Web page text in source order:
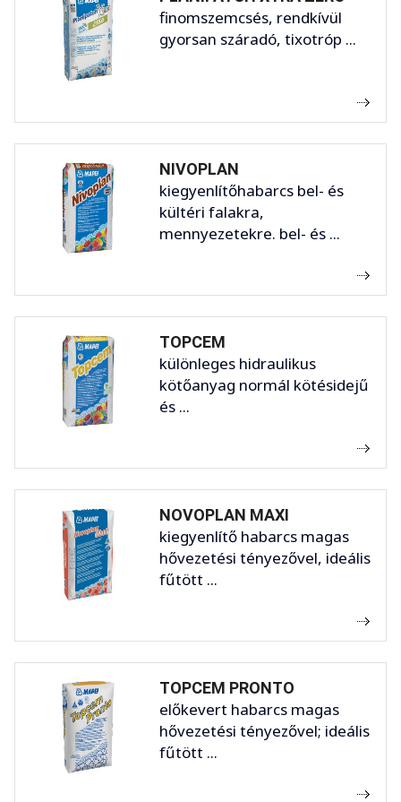
finomszemcsés, rendkívül
gyorsan száradó, tixotróp ...
NIVOPLAN
kiegyenlítőhabarcs bel- és
kültéri falakra,
mennyezetekre. bel- és ...
TOPCEM
különleges hidraulikus
kötőanyag normál kötésidejű
és ...
NOVOPLAN MAXI
kiegyenlítő habarcs magas
hővezetési tényezővel, ideális
fűtött ...
TOPCEM PRONTO
előkevert habarcs magas
hővezetési tényezővel; ideális
fűtött ...